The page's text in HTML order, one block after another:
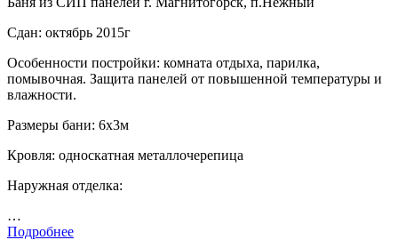
Сдан: октябрь 2015г
Особенности постройки: комната отдыха, парилка,
помывочная. Защита панелей от повышенной температуры и
влажности.
Размеры бани: 6х3м
Кровля: односкатная металлочерепица
Наружная отделка:
…
Подробнее